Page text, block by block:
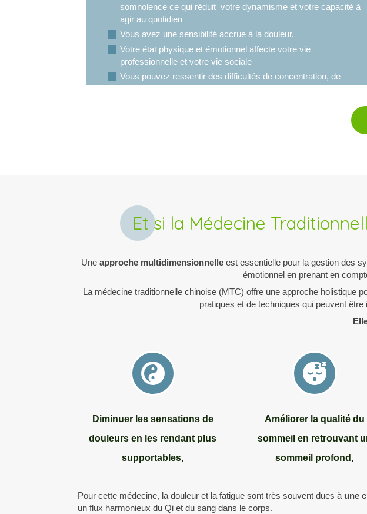
somnolence ce qui réduit votre dynamisme et votre capacité à
agir au quotidien
Vous avez une sensibilité accrue à la douleur,
Votre état physique et émotionnel affecte votre vie
professionnelle et votre vie sociale
Vous pouvez ressentir des difficultés de concentration, de
mémoire, etc... Ce qui entrave vos activités quotidiennes.
Et si la Médecine
Une approche multidimensionnelle est essentielle pour la gestion des
émotionnel en prenant en
La médecine traditionnelle chinoise (MTC) offre une approche holistique
pratiques et de techniques qui peuvent
Diminuer les sensations de
douleurs en les rendant plus
supportables,
Améliorer la qualité du
sommeil en retrouvant
sommeil profond,
Pour cette médecine, la douleur et la fatigue sont très souvent dues à une
un flux harmonieux du Qi et du sang dans le corps.